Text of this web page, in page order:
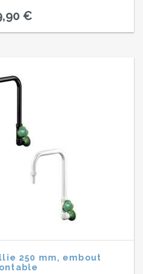
€
250 mm, embout